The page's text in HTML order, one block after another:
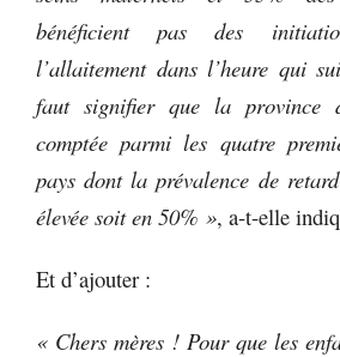
bénéficient pas des
l’allaitement dans l’heure qui
faut signifier que la province
comptée parmi les quatre
pays dont la prévalence de
élevée soit en 50% », a-t-elle
Et d’ajouter :
« Chers mères ! Pour que les